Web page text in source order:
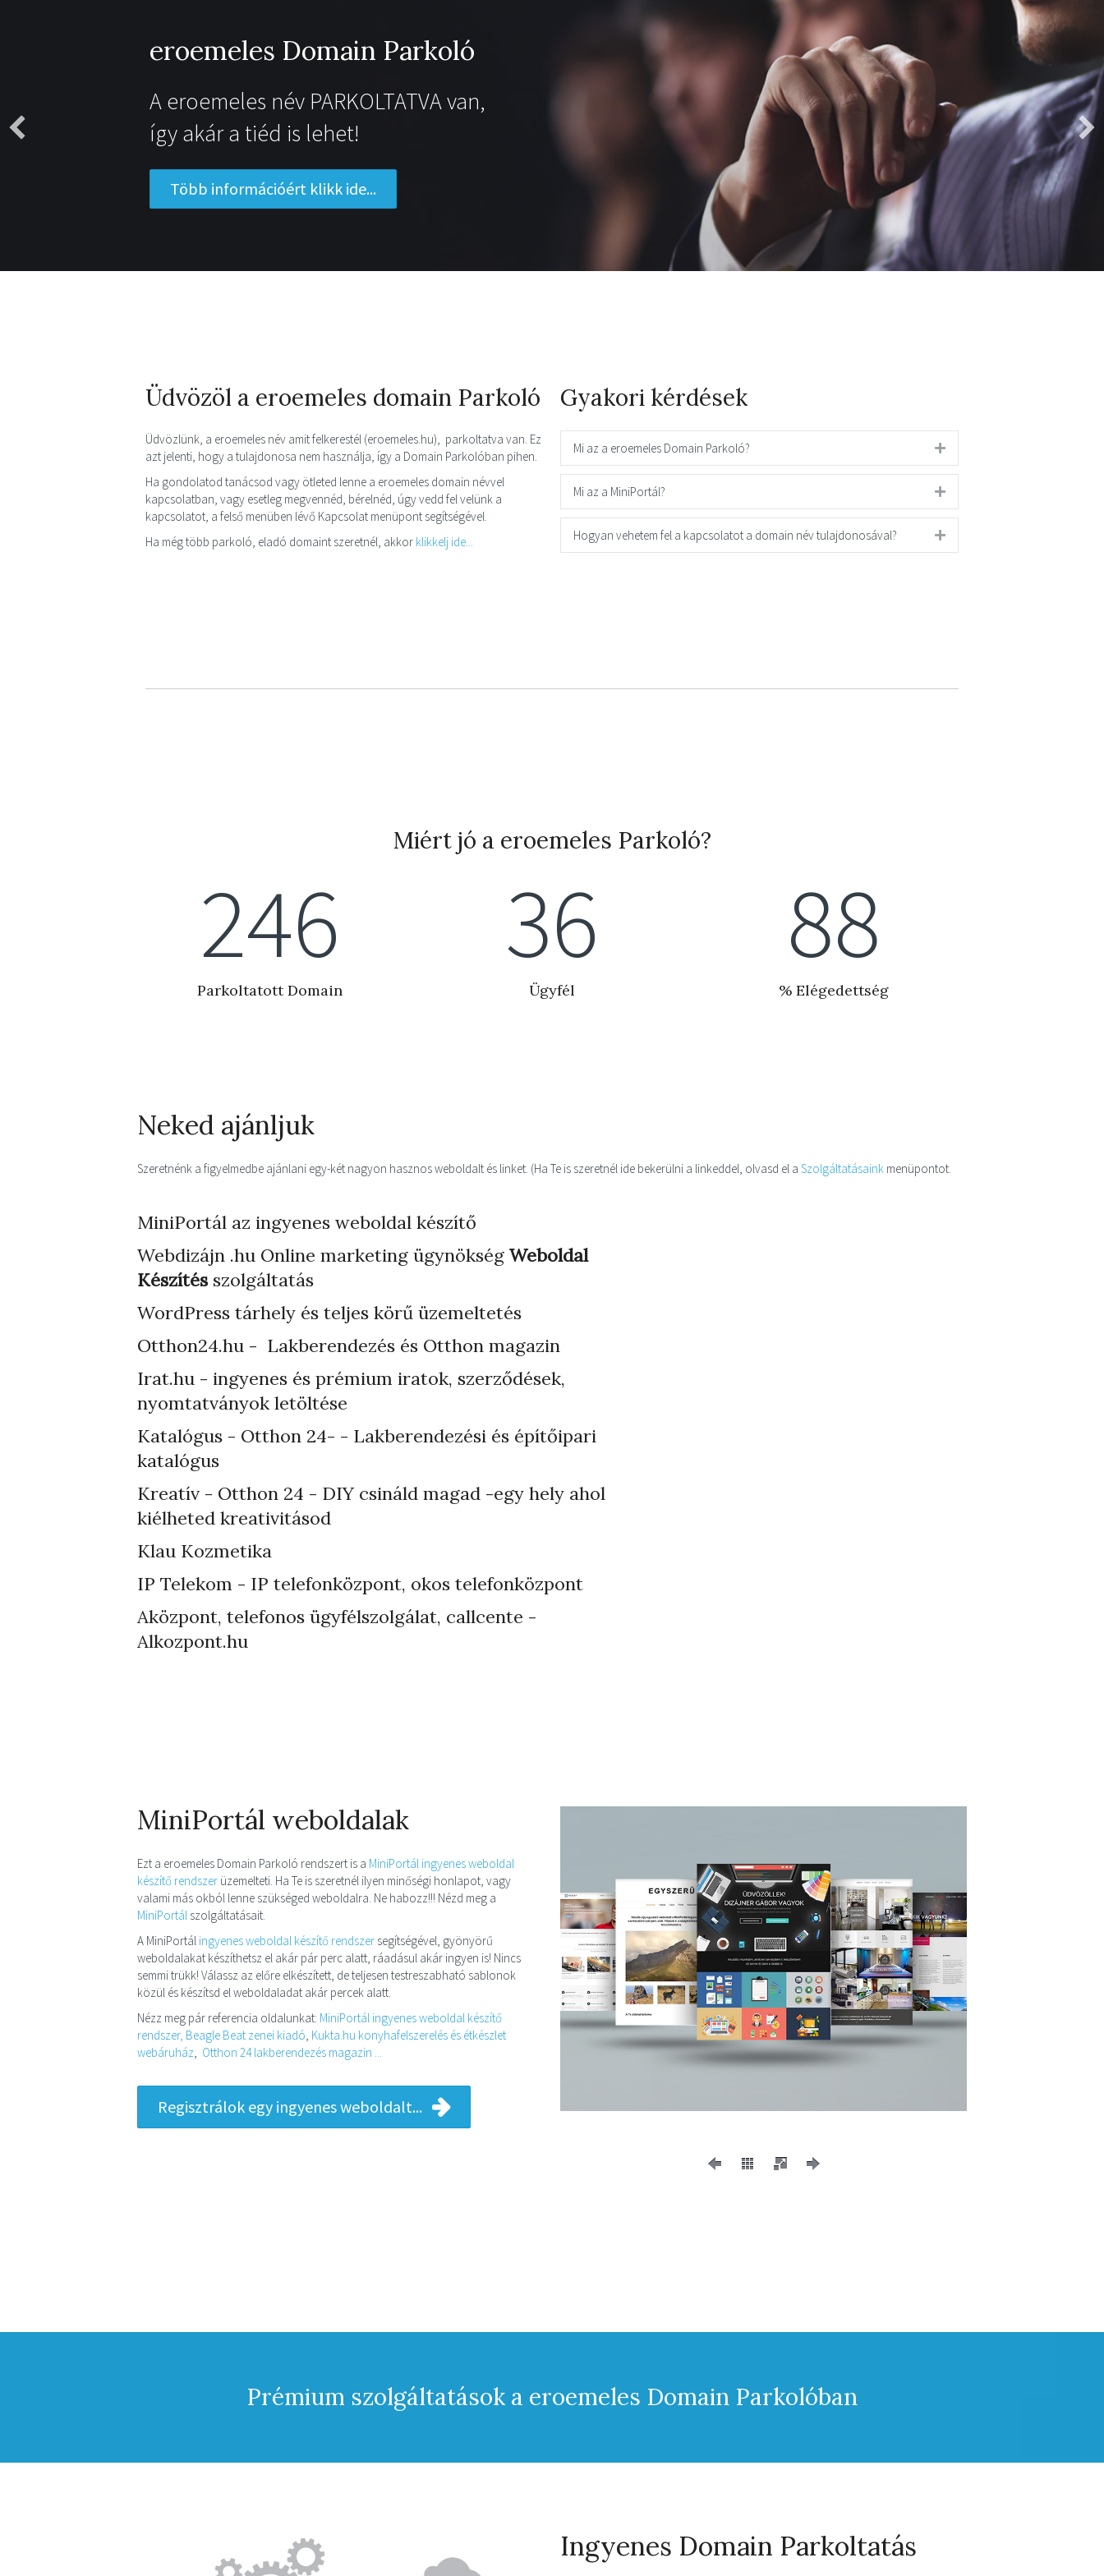
eroemeles Domain Parkoló
A eroemeles név PARKOLTATVA van,
így akár a tiéd is lehet!
Több információért klikk ide...
Üdvözöl a eroemeles domain Parkoló
Üdvözlünk, a eroemeles név amit felkerestél (eroemeles.hu), parkoltatva van. Ez
azt jelenti, hogy a tulajdonosa nem használja, így a Domain Parkolóban pihen.
Ha gondolatod tanácsod vagy ötleted lenne a eroemeles domain névvel
kapcsolatban, vagy esetleg megvennéd, bérelnéd, úgy vedd fel velünk a
kapcsolatot, a felső menüben lévő Kapcsolat menüpont segítségével.
Ha még több parkoló, eladó domaint szeretnél, akkor klikkelj ide...
Gyakori kérdések
Mi az a eroemeles Domain Parkoló?
Mi az a MiniPortál?
Hogyan vehetem fel a kapcsolatot a domain név tulajdonosával?
Miért jó a eroemeles Parkoló?
279
Parkoltatott Domain
41
Ügyfél
99
% Elégedettség
Neked ajánljuk
Szeretnénk a figyelmedbe ajánlani egy-két nagyon hasznos weboldalt és linket. (Ha Te is szeretnél ide bekerülni a linkeddel, olvasd el a Szolgáltatásaink menüpontot.
MiniPortál az ingyenes weboldal készítő
Webdizájn .hu Online marketing ügynökség Weboldal
Készítésszolgáltatás
WordPress tárhely és teljes körű üzemeltetés
Otthon24.hu - Lakberendezés és Otthon magazin
Irat.hu - ingyenes és prémium iratok, szerződések,
nyomtatványok letöltése
Katalógus - Otthon 24- - Lakberendezési és építőipari
katalógus
Kreatív - Otthon 24 - DIY csináld magad -egy hely ahol
kiélheted kreativitásod
Klau Kozmetika
IP Telekom - IP telefonközpont, okos telefonközpont
Aközpont, telefonos ügyfélszolgálat, callcente -
Alkozpont.hu
MiniPortál weboldalak
Ezt a eroemeles Domain Parkoló rendszert is a MiniPortál ingyenes weboldal
készítő rendszer üzemelteti. Ha Te is szeretnél ilyen minőségi honlapot, vagy
valami más okból lenne szükséged weboldalra. Ne habozz!!! Nézd meg a
MiniPortál szolgáltatásait.
A MiniPortál ingyenes weboldal készítő rendszer segítségével, gyönyörű
weboldalakat készíthetsz el akár pár perc alatt, ráadásul akár ingyen is! Nincs
semmi trükk! Válassz az előre elkészített, de teljesen testreszabható sablonok
közül és készítsd el weboldaladat akár percek alatt.
Nézz meg pár referencia oldalunkat: MiniPortál ingyenes weboldal készítő
rendszer, Beagle Beat zenei kiadó, Kukta.hu konyhafelszerelés és étkészlet
webáruház, Otthon 24 lakberendezés magazin ...
Regisztrálok egy ingyenes weboldalt...
Prémium szolgáltatások a eroemeles Domain Parkolóban
Ingyenes Domain Parkoltatás